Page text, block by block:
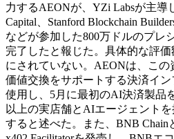
力するAEONが、YZi Labsが主導
Capital、Stanford Blockchain
などが参加した800万ドルのプレ
完了したと報じた。具体的な評
にされていない。AEONは、こ
価値交換をサポートする決済イ
使用し、5月に最初のAI決済製品
以上の実店舗とAIエージェント
すると述べた。また、BNB Chain